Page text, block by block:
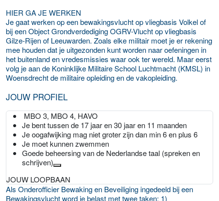
HIER GA JE WERKEN
Je gaat werken op een bewakingsvlucht op vliegbasis Volkel of
bij een Object Grondverdediging OGRV-Vlucht op vliegbasis
Gilze-Rijen of Leeuwarden. Zoals elke militair moet je er rekening
mee houden dat je uitgezonden kunt worden naar oefeningen in
het buitenland en vredesmissies waar ook ter wereld. Maar eerst
volg je aan de Koninklijke Militaire School Luchtmacht (KMSL) in
Woensdrecht de militaire opleiding en de vakopleiding.
JOUW PROFIEL
MBO 3, MBO 4, HAVO
Je bent tussen de 17 jaar en 30 jaar en 11 maanden
Je oogafwijking mag niet groter zijn dan min 6 en plus 6
Je moet kunnen zwemmen
Goede beheersing van de Nederlandse taal (spreken en
schrijven)
JOUW LOOPBAAN
Als Onderofficier Bewaking en Beveiliging ingedeeld bij een
Bewakingsvlucht word je belast met twee taken: 1)